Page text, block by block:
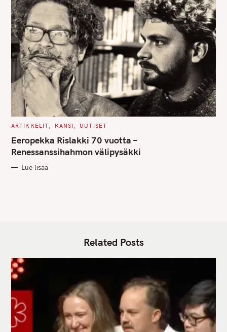
C
T
E
G
O
I
ARTIKKELIT KANSI UUTISET
Eeropekka Rislakki 70 vuotta –
Renessanssihahmon välipysäkki
Lue lisää
Related Posts